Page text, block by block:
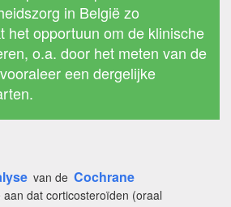
in België zo
het opportuun om de klinische
o.a. door het meten van de
een dergelijke
van de Cochrane
aan dat corticosteroïden (oraal